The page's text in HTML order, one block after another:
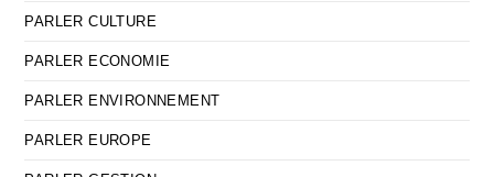
PARLER CULTURE
PARLER ECONOMIE
PARLER ENVIRONNEMENT
PARLER EUROPE